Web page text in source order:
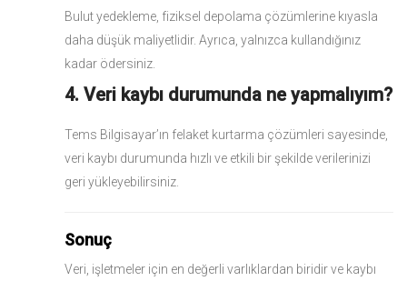
Bulut yedekleme, fiziksel depolama çözümlerine kıyasla
daha düşük maliyetlidir. Ayrıca, yalnızca kullandığınız
kadar ödersiniz.
4. Veri kaybı durumunda ne yapmalıyım?
Tems Bilgisayar’ın felaket kurtarma çözümleri sayesinde,
veri kaybı durumunda hızlı ve etkili bir şekilde verilerinizi
geri yükleyebilirsiniz.
Sonuç
Veri, işletmeler için en değerli varlıklardan biridir ve kaybı